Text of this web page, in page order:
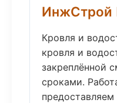
ИнжСтрой
Кровля и
кровля и
закреплённой
сроками.
предоставляем